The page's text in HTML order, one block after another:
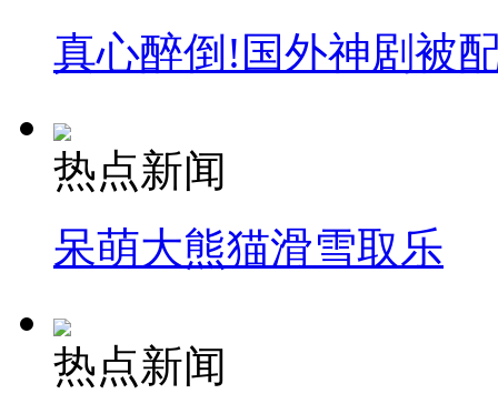
真心醉倒!国外神剧被
热点新闻
呆萌大熊猫滑雪取乐
热点新闻